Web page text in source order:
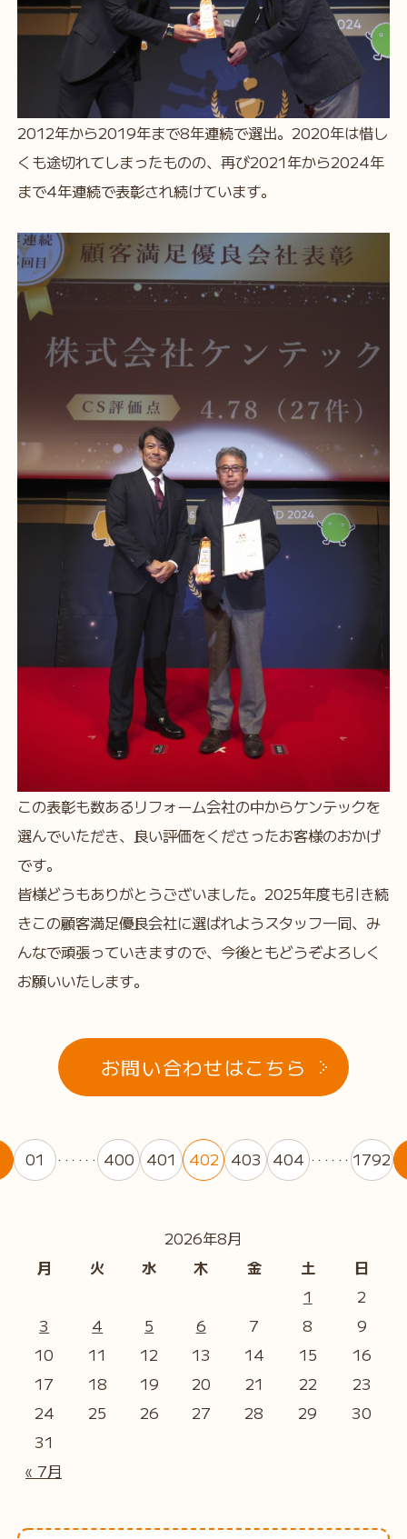
2012年から2019年まで8年連続で選出。2020年は惜し
くも途切れてしまったものの、再び2021年から2024年
まで4年連続で表彰され続けています。
この表彰も数あるリフォーム会社の中からケンテックを
選んでいただき、良い評価をくださったお客様のおかげ
です。
皆様どうもありがとうございました。2025年度も引き続
きこの顧客満足優良会社に選ばれようスタッフ一同、み
んなで頑張っていきますので、今後ともどうぞよろしく
お願いいたします。
お問い合わせはこちら
01 ・・・・・・ 400 401 402 403 404 ・・・・・・ 1792
2026年8月
月
火 水 木 金 土 日
« 7月
1
2
3
4 5 6 7 8
9
10
11 12 13 14 15
16
17
18 19 20 21 22
23
24
25 26 27 28 29
30
31